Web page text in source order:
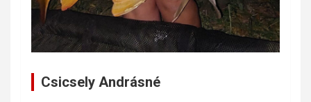
Csicsely Andrásné